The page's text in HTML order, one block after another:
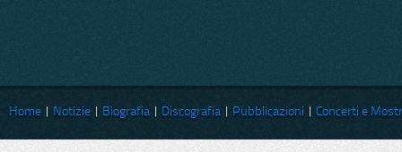
Home Notizie Biografia Discografia Pubblicazioni Concerti e